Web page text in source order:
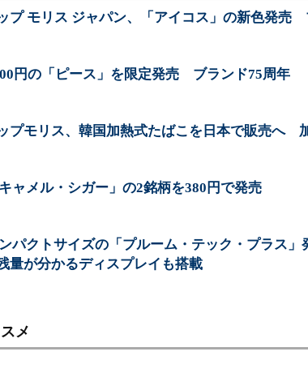
プ モリス ジャパン、「アイコス」の新色発売
円の「ピース」を限定発売 ブランド75周年
プモリス、韓国加熱式たばこを日本で販売へ
ャメル・シガー」の2銘柄を380円で発売
パクトサイズの「プルーム・テック・プラス
量が分かるディスプレイも搭載
メ